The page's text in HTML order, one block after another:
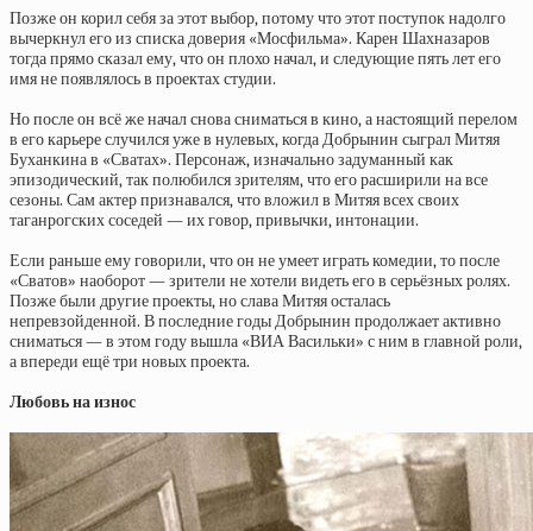
Позже он корил себя за этот выбор, потому что этот поступок надолго
вычеркнул его из списка доверия «Мосфильма». Карен Шахназаров
тогда прямо сказал ему, что он плохо начал, и следующие пять лет его
имя не появлялось в проектах студии.
Но после он всё же начал снова сниматься в кино, а настоящий перелом
в его карьере случился уже в нулевых, когда Добрынин сыграл Митяя
Буханкина в «Сватах». Персонаж, изначально задуманный как
эпизодический, так полюбился зрителям, что его расширили на все
сезоны. Сам актер признавался, что вложил в Митяя всех своих
таганрогских соседей — их говор, привычки, интонации.
Если раньше ему говорили, что он не умеет играть комедии, то после
«Сватов» наоборот — зрители не хотели видеть его в серьёзных ролях.
Позже были другие проекты, но слава Митяя осталась
непревзойденной. В последние годы Добрынин продолжает активно
сниматься — в этом году вышла «ВИА Васильки» с ним в главной роли,
а впереди ещё три новых проекта.
Любовь на износ